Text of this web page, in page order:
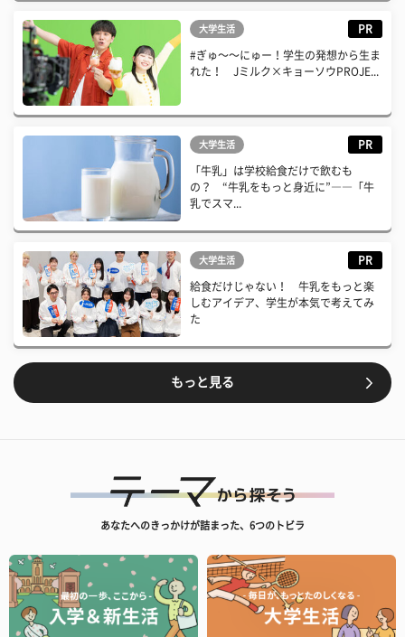
大学生活 PR
#ぎゅ〜〜にゅー！学生の発想から生ま
れた！ Jミルク×キョーソウPROJE...
大学生活 PR
「牛乳」は学校給食だけで飲むも
の？ “牛乳をもっと身近に”――「牛
乳でスマ...
大学生活 PR
給食だけじゃない！ 牛乳をもっと楽
しむアイデア、学生が本気で考えてみ
た
もっと見る
あなたへのきっかけが詰まった、6つのトビラ